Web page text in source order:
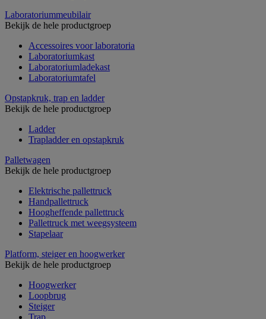
Laboratoriummeubilair
Bekijk de hele productgroep
Accessoires voor laboratoria
Laboratoriumkast
Laboratoriumladekast
Laboratoriumtafel
Opstapkruk, trap en ladder
Bekijk de hele productgroep
Ladder
Trapladder en opstapkruk
Palletwagen
Bekijk de hele productgroep
Elektrische pallettruck
Handpallettruck
Hoogheffende pallettruck
Pallettruck met weegsysteem
Stapelaar
Platform, steiger en hoogwerker
Bekijk de hele productgroep
Hoogwerker
Loopbrug
Steiger
Trap